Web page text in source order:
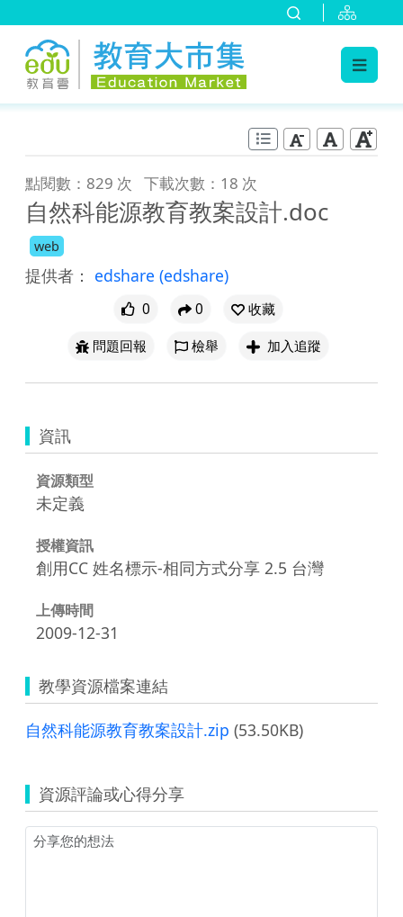
點閱數：829 次 下載次數：18 次
自然科能源教育教案設計.doc
web
提供者： edshare (edshare)
0 0
收藏
問題回報
檢舉 加入追蹤
資訊
資源類型
未定義
授權資訊
創用CC 姓名標示-相同方式分享 2.5 台灣
上傳時間
2009-12-31
教學資源檔案連結
自然科能源教育教案設計.zip (53.50KB)
資源評論或心得分享